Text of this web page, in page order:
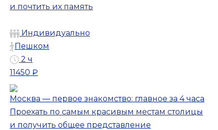
и почтить их память
Индивидуально
Пешком
2 ч
11450 ₽
Москва — первое знакомство: главное за 4 часа
Проехать по самым красивым местам столицы
и получить общее представление